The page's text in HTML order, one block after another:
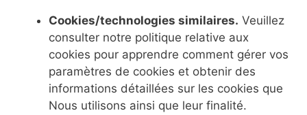
Cookies/technologies similaires. Veuillez
consulter notre politique relative aux
cookies pour apprendre comment gérer vos
paramètres de cookies et obtenir des
informations détaillées sur les cookies que
Nous utilisons ainsi que leur finalité.